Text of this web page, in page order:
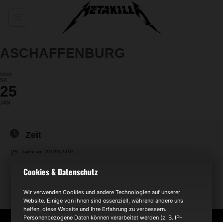
ASCHAFFENBURG
SA
25
JAN
Zeit
25. Januar 20207:00
Cookies & Datenschutz
Wir verwenden Cookies und andere Technologien auf unserer
Website. Einige von ihnen sind essenziell, während andere uns
helfen, diese Website und Ihre Erfahrung zu verbessern.
Personenbezogene Daten können verarbeitet werden (z. B. IP-